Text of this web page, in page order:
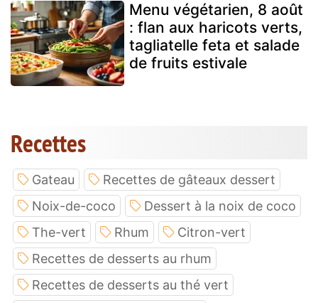
Menu végétarien, 8 août
: flan aux haricots verts,
tagliatelle feta et salade
de fruits estivale
Recettes
Gateau
Recettes de gâteaux dessert
Noix-de-coco
Dessert à la noix de coco
The-vert
Rhum
Citron-vert
Recettes de desserts au rhum
Recettes de desserts au thé vert